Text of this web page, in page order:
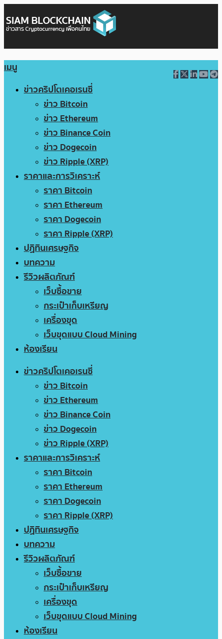
เมนู
ข่าวคริปโตเคอเรนซี่
ข่าว Bitcoin
ข่าว Ethereum
ข่าว Binance Coin
ข่าว Dogecoin
ข่าว Ripple (XRP)
ราคาและการวิเคราะห์
ราคา Bitcoin
ราคา Ethereum
ราคา Dogecoin
ราคา Ripple (XRP)
ปฏิทินเศรษฐกิจ
บทความ
รีวิวผลิตภัณฑ์
เว็บซื้อขาย
กระเป๋าเก็บเหรียญ
เครื่องขุด
เว็บขุดแบบ Cloud Mining
ห้องเรียน
ข่าวคริปโตเคอเรนซี่
ข่าว Bitcoin
ข่าว Ethereum
ข่าว Binance Coin
ข่าว Dogecoin
ข่าว Ripple (XRP)
ราคาและการวิเคราะห์
ราคา Bitcoin
ราคา Ethereum
ราคา Dogecoin
ราคา Ripple (XRP)
ปฏิทินเศรษฐกิจ
บทความ
รีวิวผลิตภัณฑ์
เว็บซื้อขาย
กระเป๋าเก็บเหรียญ
เครื่องขุด
เว็บขุดแบบ Cloud Mining
ห้องเรียน